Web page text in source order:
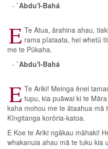
- `Abdu'l-Bahá
E Te Atua, ārahina ahau,
rama pīataata, hei whetū
me te Pūkaha.
- `Abdu'l-Bahá
E Te Ariki! Meinga ēnei
tupu, kia puāwai ki te
kaha mohou me te ātaahua mā
Kīngitanga korōria-katoa.
E Koe te Ariki ngākau māhaki!
whakanuia ahau mā te tuku kia